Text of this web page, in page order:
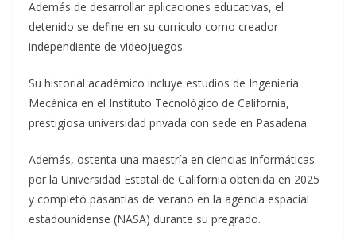
Además de desarrollar aplicaciones educativas, el
detenido se define en su currículo como creador
independiente de videojuegos.
Su historial académico incluye estudios de Ingeniería
Mecánica en el Instituto Tecnológico de California,
prestigiosa universidad privada con sede en Pasadena.
Además, ostenta una maestría en ciencias informáticas
por la Universidad Estatal de California obtenida en 2025
y completó pasantías de verano en la agencia espacial
estadounidense (NASA) durante su pregrado.